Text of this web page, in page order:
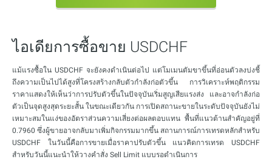
ไอเดียการซื้อขาย USDCHF
แม้แรงซื้อใน USDCHF จะยังคงดำเนินต่อไป แต่โมเมนตัมขาขึ้นที่อ่อนตัวลงบ่งชี้
ถึงความเป็นไปได้สูงที่โครงสร้างกลับตัวกำลังก่อตัวขึ้น การวิเคราะห์พฤติกรรม
ราคาแสดงให้เห็นว่าการปรับตัวขึ้นในปัจจุบันเริ่มสูญเสียแรงส่ง และอาจกำลังก่อ
ตัวเป็นจุดสูงสุดระยะสั้น ในขณะเดียวกัน การเปิดสถานะขายในระดับปัจจุบันยังไม่
เหมาะสมในแง่ของอัตราส่วนความเสี่ยงต่อผลตอบแทน พื้นที่แนวต้านสำคัญอยู่ที่
0.7960 ซึ่งผู้ขายอาจกลับมาเพิ่มกิจกรรมมากขึ้น สถานการณ์การเทรดหลักสำหรับ
USDCHF ในวันนี้คือการขายเมื่อราคาปรับตัวขึ้น แนวคิดการเทรด USDCHF
สำหรับวันนี้แนะนำให้วางคำสั่ง Sell Limit แบบรอดำเนินการ